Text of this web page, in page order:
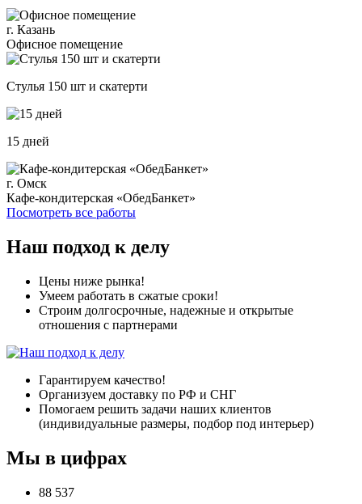
г. Казань
Офисное помещение
Стулья 150 шт и скатерти
15 дней
г. Омск
Кафе-кондитерская «ОбедБанкет»
Посмотреть все работы
Наш подход к делу
Цены ниже рынка!
Умеем работать в сжатые сроки!
Строим долгосрочные, надежные и открытые
отношения с партнерами
Гарантируем качество!
Организуем доставку по РФ и СНГ
Помогаем решить задачи наших клиентов
(индивидуальные размеры, подбор под интерьер)
Мы в цифрах
88 537